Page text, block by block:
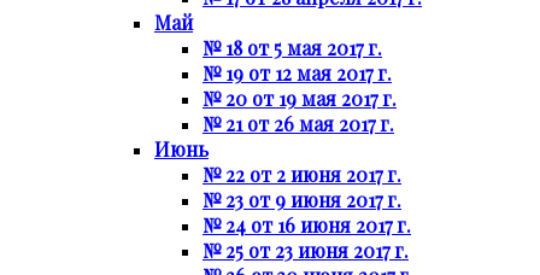
Май
№ 18 от 5 мая 2017 г.
№ 19 от 12 мая 2017 г.
№ 20 от 19 мая 2017 г.
№ 21 от 26 мая 2017 г.
Июнь
№ 22 от 2 июня 2017 г.
№ 23 от 9 июня 2017 г.
№ 24 от 16 июня 2017 г.
№ 25 от 23 июня 2017 г.